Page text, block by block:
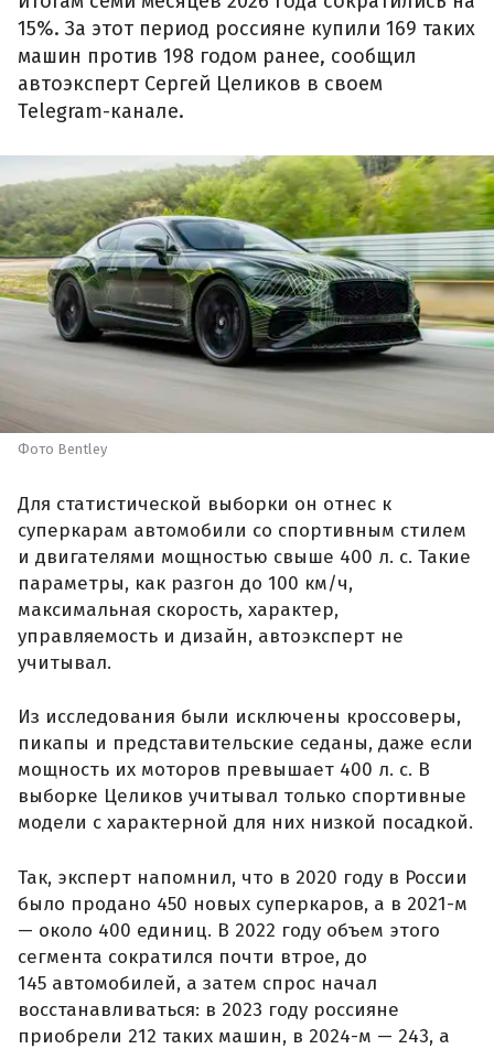
15%. За этот период россияне купили 169 таких
машин против 198 годом ранее, сообщил
автоэксперт Сергей Целиков в своем
Telegram-канале.
Фото Bentley
Для статистической выборки он отнес к
суперкарам автомобили со спортивным стилем
и двигателями мощностью свыше 400 л. с. Такие
параметры, как разгон до 100 км/ч,
максимальная скорость, характер,
управляемость и дизайн, автоэксперт не
учитывал.
Из исследования были исключены кроссоверы,
пикапы и представительские седаны, даже если
мощность их моторов превышает 400 л. с. В
выборке Целиков учитывал только спортивные
модели с характерной для них низкой посадкой.
Так, эксперт напомнил, что в 2020 году в России
было продано 450 новых суперкаров, а в 2021-м
— около 400 единиц. В 2022 году объем этого
сегмента сократился почти втрое, до
145 автомобилей, а затем спрос начал
восстанавливаться: в 2023 году россияне
приобрели 212 таких машин, в 2024-м — 243, а